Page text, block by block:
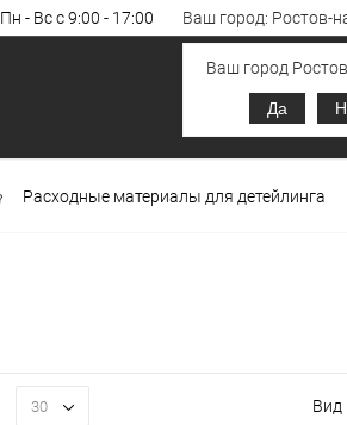
Пн - Вс с 9:00 - 17:00 Ваш город: Ростов-
Ваш город
Да
0
Расходные материалы для детейлинга
30 Вид